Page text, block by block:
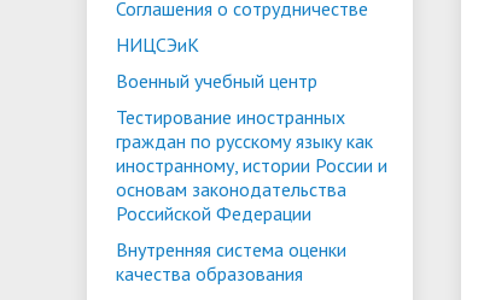
Национальные проекты Российской
Федерации
Соглашения о сотрудничестве
НИЦСЭиК
Военный учебный центр
Тестирование иностранных
граждан по русскому языку как
иностранному, истории России и
основам законодательства
Российской Федерации
Внутренняя система оценки
качества образования